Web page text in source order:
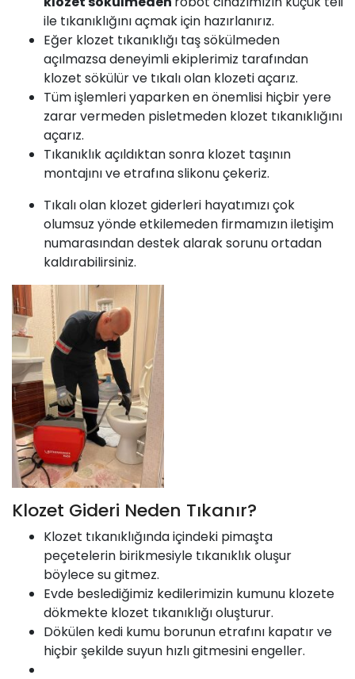
ile tıkanıklığını açmak için hazırlanırız.
Eğer klozet tıkanıklığı taş sökülmeden
açılmazsa deneyimli ekiplerimiz tarafından
klozet sökülür ve tıkalı olan klozeti açarız.
Tüm işlemleri yaparken en önemlisi hiçbir yere
zarar vermeden pisletmeden klozet tıkanıklığını
açarız.
Tıkanıklık açıldıktan sonra klozet taşının
montajını ve etrafına slikonu çekeriz.
Tıkalı olan klozet giderleri hayatımızı çok
olumsuz yönde etkilemeden firmamızın iletişim
numarasından destek alarak sorunu ortadan
kaldırabilirsiniz.
Klozet Gideri Neden Tıkanır?
Klozet tıkanıklığında içindeki pimaşta
peçetelerin birikmesiyle tıkanıklık oluşur
böylece su gitmez.
Evde beslediğimiz kedilerimizin kumunu klozete
dökmekte klozet tıkanıklığı oluşturur.
Dökülen kedi kumu borunun etrafını kapatır ve
hiçbir şekilde suyun hızlı gitmesini engeller.